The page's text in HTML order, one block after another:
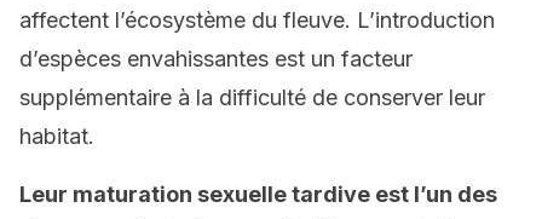
affectent l’écosystème du fleuve. L’introduction
d’espèces envahissantes est un facteur
supplémentaire à la difficulté de conserver leur
habitat.
Leur maturation sexuelle tardive est l’un des